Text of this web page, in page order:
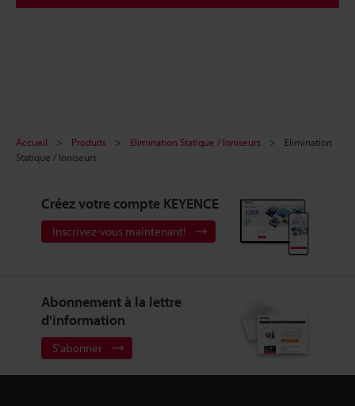
Accueil Produits Elimination Statique / Ioniseurs
Elimination
Statique / Ioniseurs
Créez votre compte KEYENCE
Inscrivez-vous maintenant!
Abonnement à la lettre
d'information
S'abonner